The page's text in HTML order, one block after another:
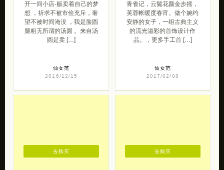
开一间小店-贩卖着自己的梦
想 ，祈求不被市侩充斥，奢
望不被时间淹没 ，我是脸圆
腿粗无所谓的汤圆 。来自汤
圆是卖 […]
仙女范
2016/12/15
青雀记，云鬓花颜金步摇，
芙蓉帐暖度春宵。做个婉约
安静的女子，一组古典主义
的流光溢彩的首饰设计作
品。，更多手工首 […]
仙女范
2017/02/08
去购买 去购买